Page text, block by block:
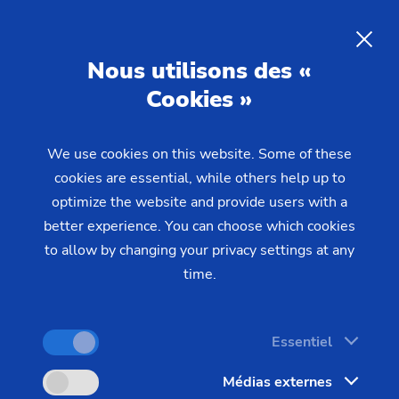
Produits & Services Machines
Tours
Pièces prises en mandrin – VL/VM
VL 4
Nous utilisons des «
Cookies »
We use cookies on this website. Some of these
cookies are essential, while others help up to
optimize the website and provide users with a
better experience. You can choose which cookies
to allow by changing your privacy settings at any
time.
Essentiel
Médias externes